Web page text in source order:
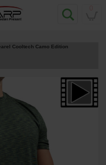
Cooltech Camo Edition